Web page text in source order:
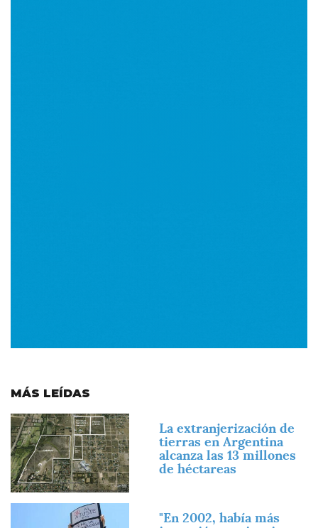
MÁS LEÍDAS
Imagen
La extranjerización de
tierras en Argentina
alcanza las 13 millones
de héctareas
"En 2002, había más